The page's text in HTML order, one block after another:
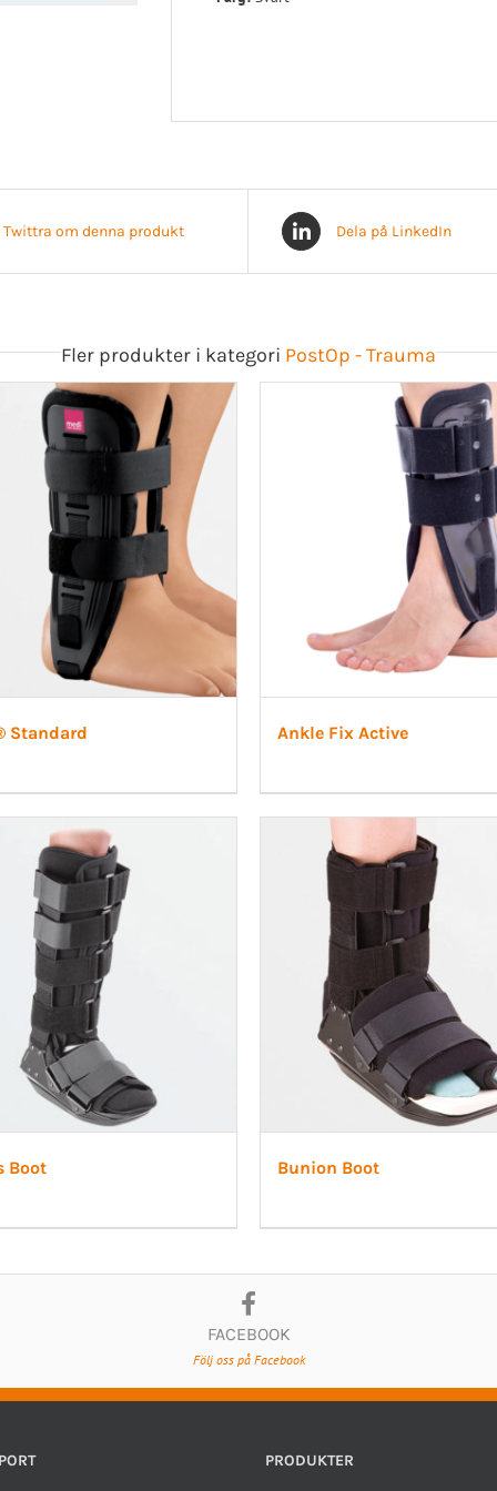
Twittra om denna produkt Dela på LinkedIn
Fler produkter i kategori PostOp - Trauma
Standard Ankle Fix Active
Boot Bunion Boot
FACEBOOK
Följ oss på Facebook
PRODUKTER